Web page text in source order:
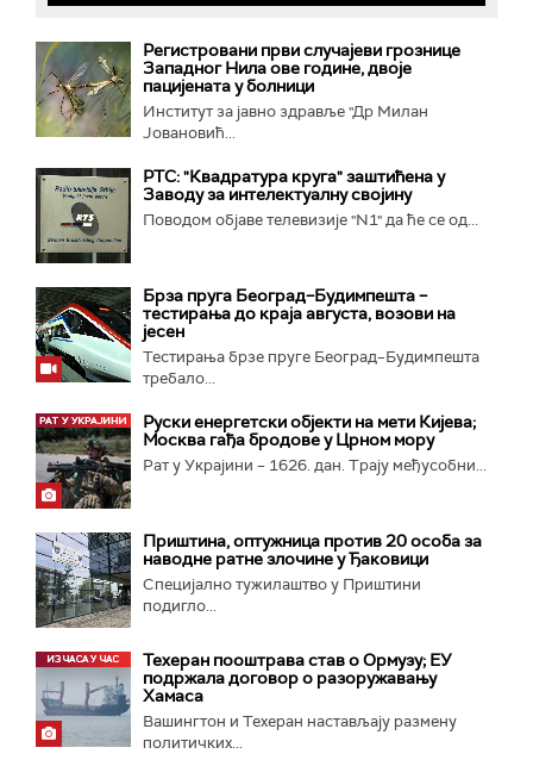
Регистровани први случајеви грознице
Западног Нила ове године, двоје
пацијената у болници
Институт за јавно здравље "Др Милан
Јовановић...
РТС: "Квадратура круга" заштићена у
Заводу за интелектуалну својину
Поводом објаве телевизије "N1" да ће се од...
Брза пруга Београд–Будимпешта –
тестирања до краја августа, возови на
јесен
Тестирања брзе пруге Београд–Будимпешта
требало...
Руски енергетски објекти на мети Кијева;
Москва гађа бродове у Црном мору
Рат у Украјини – 1626. дан. Трају међусобни...
Приштина, оптужница против 20 особа за
наводне ратне злочине у Ђаковици
Специјално тужилаштво у Приштини
подигло...
Техеран пооштрава став о Ормузу; ЕУ
подржала договор о разоружавању
Хамаса
Вашингтон и Техеран настављају размену
политичких...